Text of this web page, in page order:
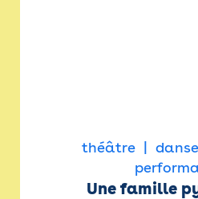
théâtre danse
Une famille